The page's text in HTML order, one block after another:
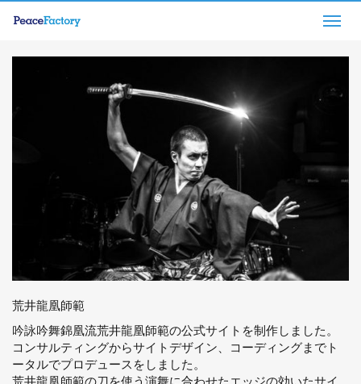
荒井龍凰師範
吟詠吟舞錦凰流荒井龍凰師範の公式サイトを制作しました。
コンサルティングからサイトデザイン、コーディングまでト
ータルでプロデュースをしました。